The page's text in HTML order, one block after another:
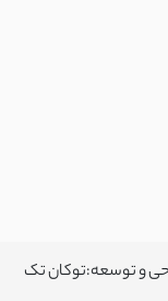
و توسعه:توکان تک